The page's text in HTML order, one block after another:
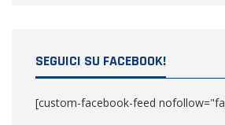
SEGUICI SU FACEBOOK!
[custom-facebook-feed